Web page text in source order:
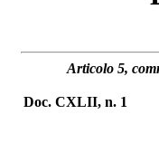
Articolo 5,
Doc. CXLII, n. 1